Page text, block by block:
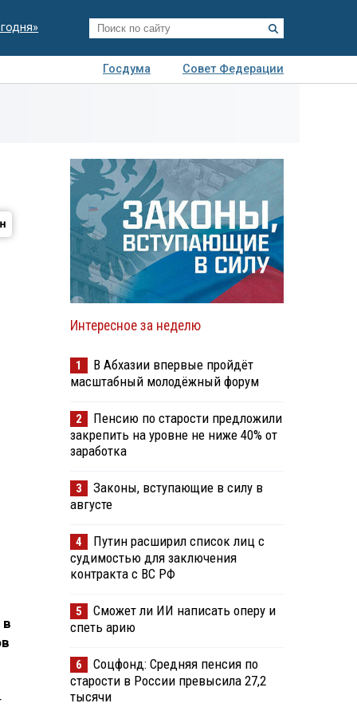
Госдума
Совет Федерации
Интересное за неделю
1
В Абхазии впервые пройдёт
масштабный молодёжный форум
2
Пенсию по старости предложили
закрепить на уровне не ниже 40% от
заработка
3
Законы, вступающие в силу в
августе
4
Путин расширил список лиц с
судимостью для заключения
контракта с ВС РФ
5
Сможет ли ИИ написать оперу и
спеть арию
6
Соцфонд: Средняя пенсия по
старости в России превысила 27,2
тысячи